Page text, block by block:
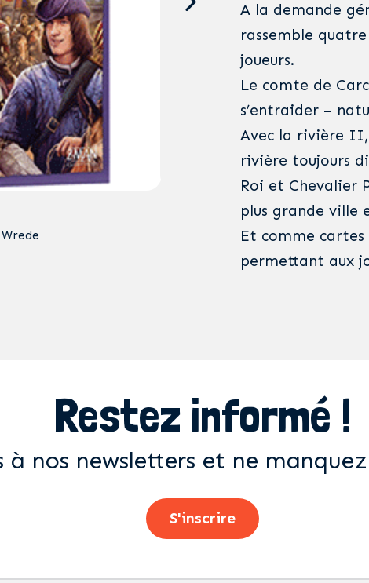
A la demande
rassemble
joueurs.
Le comte de
s’entraider –
Avec la rivière II,
rivière toujours
Roi et Chevalier
plus grande ville
Et comme
permettant aux
Restez informé !
nos newsletters et ne
S'inscrire